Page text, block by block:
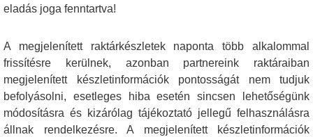
eladás joga fenntartva!
A megjelenített raktárkészletek naponta több alkalommal
frissítésre kerülnek, azonban partnereink raktáraiban
megjelenített készletinformációk pontosságát nem tudjuk
befolyásolni, esetleges hiba esetén sincsen lehetőségünk
módosításra és kizárólag tájékoztató jellegű felhasználásra
állnak rendelkezésre. A megjelenített készletinformációk